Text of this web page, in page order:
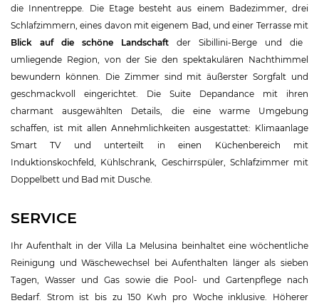
die Innentreppe. Die Etage besteht aus einem Badezimmer, drei
Schlafzimmern, eines davon mit eigenem Bad, und einer Terrasse mit
Blick auf die schöne Landschaft der Sibillini-Berge und die
umliegende Region, von der Sie den spektakulären Nachthimmel
bewundern können. Die Zimmer sind mit äußerster Sorgfalt und
geschmackvoll eingerichtet. Die Suite Depandance mit ihren
charmant ausgewählten Details, die eine warme Umgebung
schaffen, ist mit allen Annehmlichkeiten ausgestattet: Klimaanlage
Smart TV und unterteilt in einen Küchenbereich mit
Induktionskochfeld, Kühlschrank, Geschirrspüler, Schlafzimmer mit
Doppelbett und Bad mit Dusche.
SERVICE
Ihr Aufenthalt in der Villa La Melusina beinhaltet eine wöchentliche
Reinigung und Wäschewechsel bei Aufenthalten länger als sieben
Tagen, Wasser und Gas sowie die Pool- und Gartenpflege nach
Bedarf. Strom ist bis zu 150 Kwh pro Woche inklusive. Höherer